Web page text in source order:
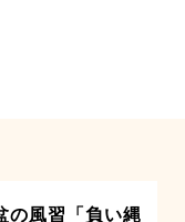
の風習「負い縄